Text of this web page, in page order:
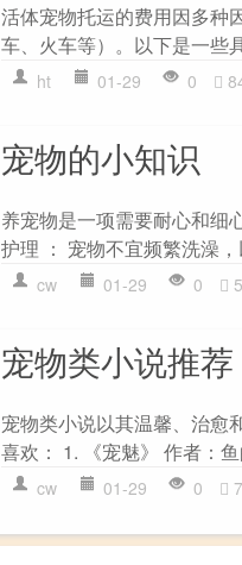
活体宠物托运的费用因多种
车、火车等）。以下是一些
ht 01-29 0
宠物的小知识
养宠物是一项需要耐心和细
护理 ： 宠物不宜频繁洗澡
cw 01-29 0
宠物类小说推荐
宠物类小说以其温馨、治愈
喜欢： 1. 《宠魅》 作者：
cw 01-29 0